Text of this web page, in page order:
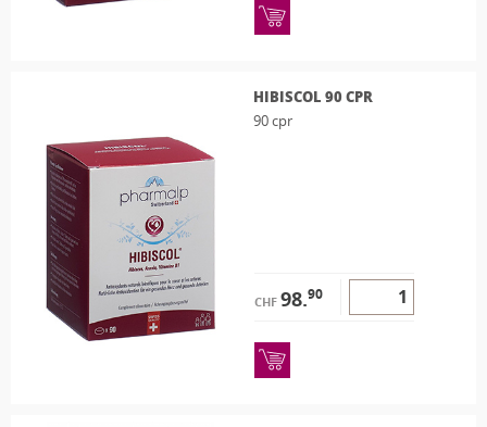
HIBISCOL 90 CPR
90 cpr
CHF 98.90